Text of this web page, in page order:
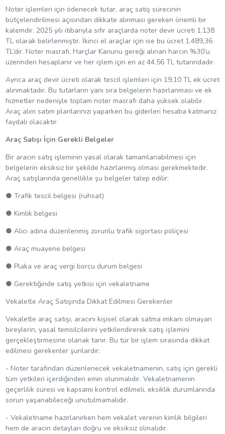
Noter işlemleri için ödenecek tutar, araç satış sürecinin
bütçelendirilmesi açısından dikkate alınması gereken önemli bir
kalemdir. 2025 yılı itibarıyla sıfır araçlarda noter devir ücreti 1.138
TL olarak belirlenmiştir. İkinci el araçlar için ise bu ücret 1.489,36
TL’dir. Noter masrafı, Harçlar Kanunu gereği alınan harcın %30’u
üzerinden hesaplanır ve her işlem için en az 44,56 TL tutarındadır.
Ayrıca araç devir ücreti olarak tescil işlemleri için 19,10 TL ek ücret
alınmaktadır. Bu tutarların yanı sıra belgelerin hazırlanması ve ek
hizmetler nedeniyle toplam noter masrafı daha yüksek olabilir.
Araç alım satım planlarınızı yaparken bu giderleri hesaba katmanız
faydalı olacaktır.
Araç Satışı İçin Gerekli Belgeler
Bir aracın satış işleminin yasal olarak tamamlanabilmesi için
belgelerin eksiksiz bir şekilde hazırlanmış olması gerekmektedir.
Araç satışlarında genellikle şu belgeler talep edilir:
● Trafik tescil belgesi (ruhsat)
● Kimlik belgesi
● Alıcı adına düzenlenmiş zorunlu trafik sigortası poliçesi
● Araç muayene belgesi
● Plaka ve araç vergi borcu durum belgesi
● Gerektiğinde satış yetkisi için vekaletname
Vekaletle Araç Satışında Dikkat Edilmesi Gerekenler
Vekaletle araç satışı, aracını kişisel olarak satma imkanı olmayan
bireylerin, yasal temsilcilerini yetkilendirerek satış işlemini
gerçekleştirmesine olanak tanır. Bu tür bir işlem sırasında dikkat
edilmesi gerekenler şunlardır:
- Noter tarafından düzenlenecek vekaletnamenin, satış için gerekli
tüm yetkileri içerdiğinden emin olunmalıdır. Vekaletnamenin
geçerlilik süresi ve kapsamı kontrol edilmeli, eksiklik durumlarında
sorun yaşanabileceği unutulmamalıdır.
- Vekaletname hazırlanırken hem vekalet verenin kimlik bilgileri
hem de aracın detayları doğru ve eksiksiz olmalıdır.